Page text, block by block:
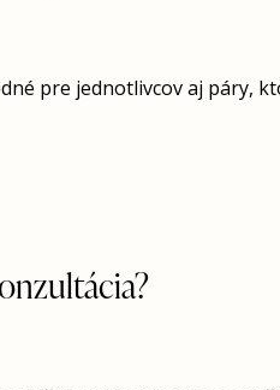
pre jednotlivcov aj páry,